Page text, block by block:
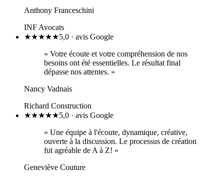
Anthony Franceschini
INF Avocats
★★★★★5,0 · avis Google
« Votre écoute et votre compréhension de nos
besoins ont été essentielles. Le résultat final
dépasse nos attentes. »
Nancy Vadnais
Richard Construction
★★★★★5,0 · avis Google
« Une équipe à l'écoute, dynamique, créative,
ouverte à la discussion. Le processus de création
fut agréable de A à Z! »
Geneviève Couture